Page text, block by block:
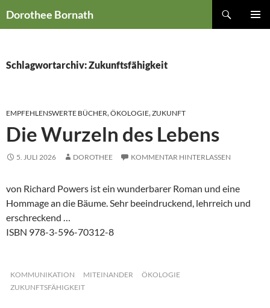
Inhalt
Dorothee Bornath
Schlagwortarchiv: Zukunftsfähigkeit
EMPFEHLENSWERTE BÜCHER,ÖKOLOGIE,ZUKUNFT
Die Wurzeln des Lebens
5. JULI 2026 DOROTHEE KOMMENTAR HINTERLASSEN
von Richard Powers ist ein wunderbarer Roman und eine
Hommage an die Bäume. Sehr beeindruckend, lehrreich und
erschreckend …
ISBN 978-3-596-70312-8
KOMMUNIKATION MITEINANDER
ÖKOLOGIE
ZUKUNFTSFÄHIGKEIT